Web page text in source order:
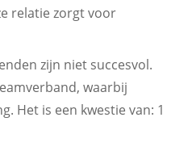
relatie zorgt voor
zijn niet succesvol.
waarbij
Het is een kwestie van: 1